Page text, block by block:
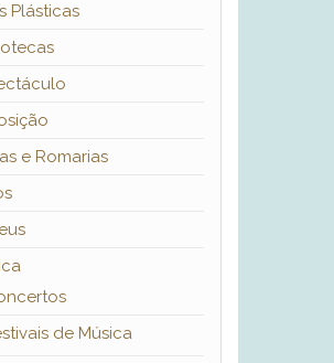
Plásticas
e Romarias
de Música